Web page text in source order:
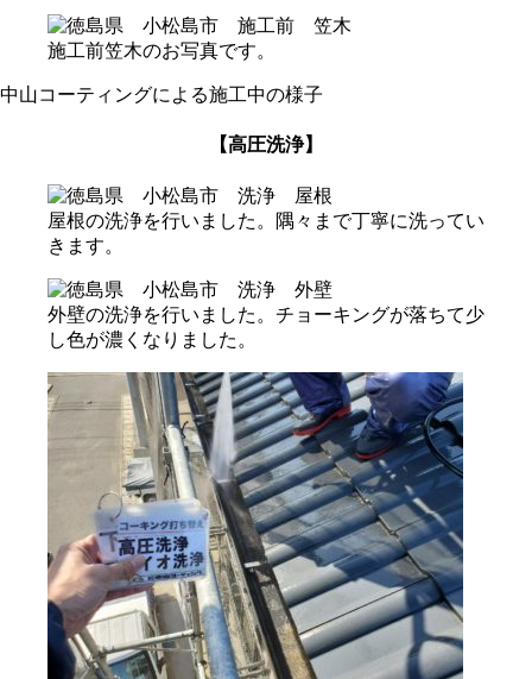
施工前笠木のお写真です。
中山コーティングによる施工中の様子
【高圧洗浄】
屋根の洗浄を行いました。隅々まで丁寧に洗ってい
きます。
外壁の洗浄を行いました。チョーキングが落ちて少
し色が濃くなりました。